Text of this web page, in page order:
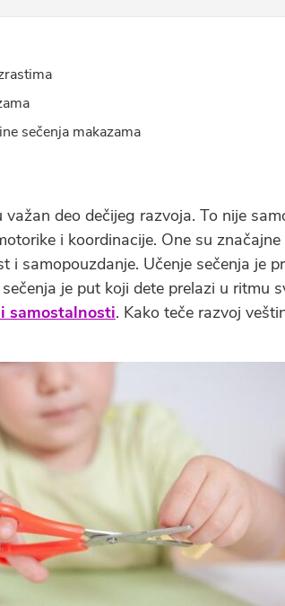
sečenja makazama
deo dečijeg razvoja. To nije
i koordinacije. One su
i samopouzdanje. Učenje sečenja je
je put koji dete prelazi u ritmu
samostalnosti. Kako teče razvoj